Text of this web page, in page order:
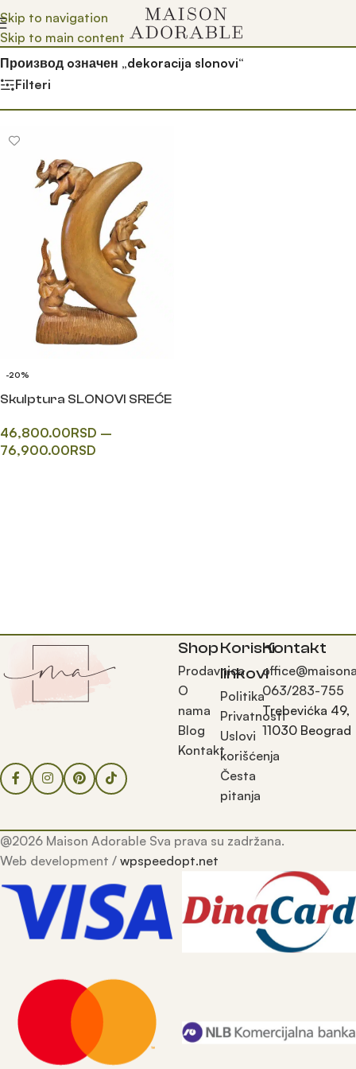
Skip to navigation
Skip to main content
Почетна/Prodavnica/
Производ oзначен „dekoracija slonovi“
Filteri
-20%
Skulptura SLONOVI SREĆE
46,800.00RSD –
76,900.00RSD
Shop
Prodavnica
O
nama
Blog
Kontakt
Korisni
linkovi
Politika
Privatnosti
Uslovi
korišćenja
Česta
pitanja
Kontakt
063/283-755
Trebevićka 49,
11030 Beograd
@2026 Maison Adorable Sva prava su zadržana.
Web development / wpspeedopt.net